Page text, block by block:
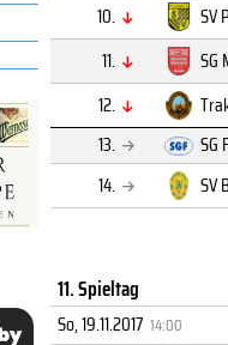
10.
SV
11.
SG
12.
13.
SG
14.
SV
11. Spieltag
So, 19.11.2017 14:00